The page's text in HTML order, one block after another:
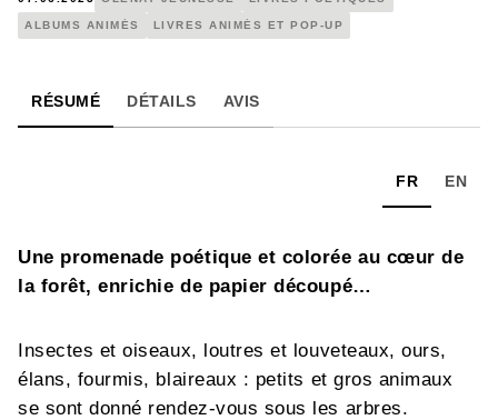
ALBUMS ANIMÉS LIVRES ANIMÉS ET POP-UP
RÉSUMÉ DÉTAILS AVIS
FR EN
Une promenade poétique et colorée au cœur de
la forêt, enrichie de papier découpé…
Insectes et oiseaux, loutres et louveteaux, ours,
élans, fourmis, blaireaux : petits et gros animaux
se sont donné rendez-vous sous les arbres.